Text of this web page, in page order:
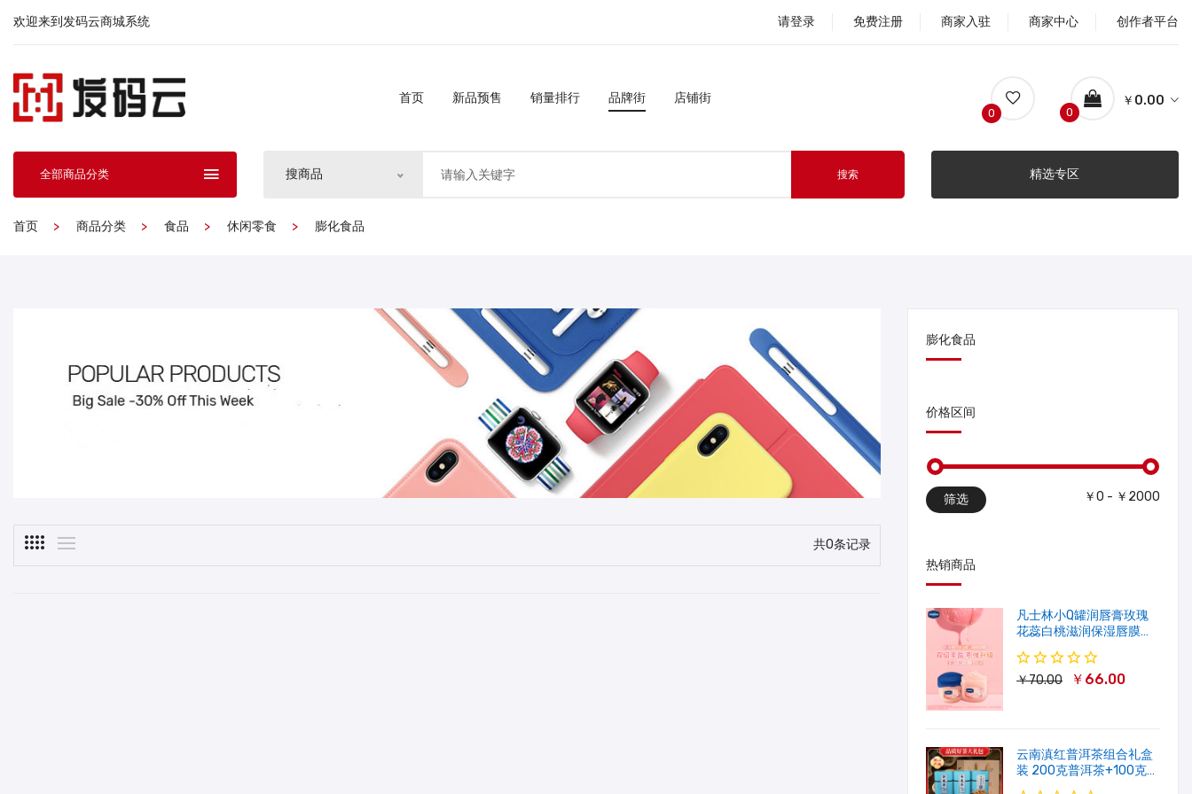
欢迎来到发码云商城系统 请登录 免费注册 商家入驻 商家中心 创作者平台
首页 新品预售 销量排行 品牌街 店铺街
0
￥0.00
0
全部商品分类 搜商品 搜索 精选专区
首页 商品分类 食品 休闲零食 膨化食品
共0条记录
膨化食品
价格区间
筛选 ￥0 - ￥2000
热销商品
凡士林小Q罐润唇膏玫瑰
花蕊白桃滋润保湿唇膜软
化角质修护淡唇纹
￥70.00 ￥66.00
云南滇红普洱茶组合礼盒
装 200克普洱茶+100克滇
红茶